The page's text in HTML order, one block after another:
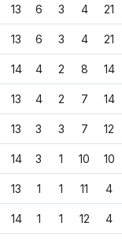
13 6 3 4 21
13 6 3 4 21
14 4 2 8 14
13 4 2 7 14
13 3 3 7 12
14 3 1 10 10
13 1 1 11 4
14 1 1 12 4